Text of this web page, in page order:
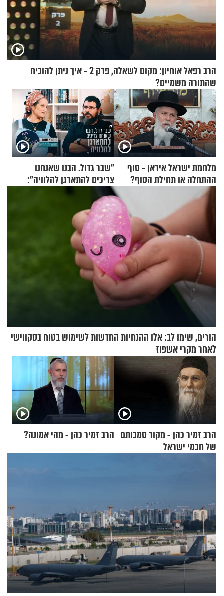
הרב רפאל אוחיון: מקום לשאלה, פרק 2 - איך ניתן להוכיח
שהתורה משמיים?
מלחמת ישראל איראן - סוף
ההתחלה או תחילת הסוף?
הרה"ג זמיר כהן במסר עוצמתי
"שבר גדול. הבנו שאנחנו
צריכים להתארגן להלוויה":
זוגיות במבחן, הפעם עם מרים
וגד דנינו
הורים, שימו לב: אלו ההנחיות החדשות לשימוש בטוח בסקווישי
לאחר מקרי אשפוז
הרב זמיר כהן - מקור סמכותם
של חכמי ישראל
הרב זמיר כהן - מהי אמונה?